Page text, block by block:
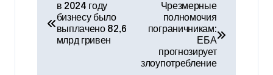
в 2024 году
бизнесу было
выплачено 82,6
млрд гривен
Чрезмерные
полномочия
пограничникам:
ЕБА
прогнозирует
злоупотребление